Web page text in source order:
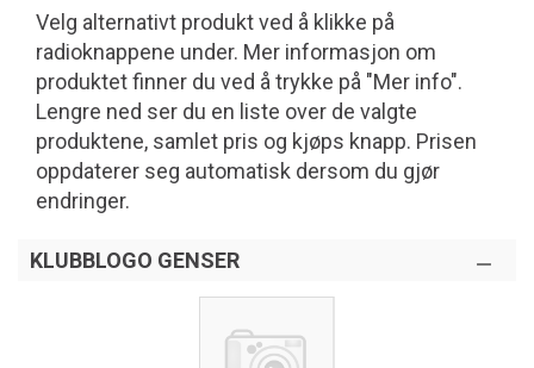
Velg alternativt produkt ved å klikke på
radioknappene under. Mer informasjon om
produktet finner du ved å trykke på "Mer info".
Lengre ned ser du en liste over de valgte
produktene, samlet pris og kjøps knapp. Prisen
oppdaterer seg automatisk dersom du gjør
endringer.
KLUBBLOGO GENSER